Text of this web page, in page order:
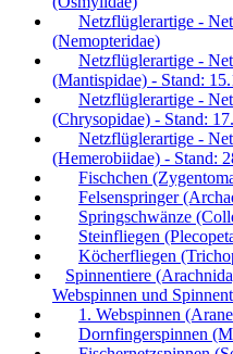
Netzflüglerartige -
(Nemopteridae)
Netzflüglerartige -
(Mantispidae) - Stand:
Netzflüglerartige -
(Chrysopidae) - Stand:
Netzflüglerartige -
(Hemerobiidae) - Stand:
Fischchen
Felsenspringer
Springschwänze
Steinfliegen
Köcherfliegen
Spinnentiere
Webspinnen und
1. Webspinnen
Dornfingerspinnen